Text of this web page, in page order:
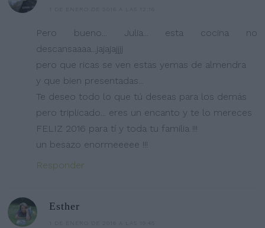
Pero bueno... Julia... esta cocina no
descansaaaa...jajajajjjj
pero que ricas se ven estas yemas de almendra
y que bien presentadas...
Te deseo todo lo que tú deseas para los demás
pero triplicado... eres un encanto y te lo mereces
FELIZ 2016 para tí y toda tu familia !!!
un besazo enormeeeee !!!
Responder
Esther